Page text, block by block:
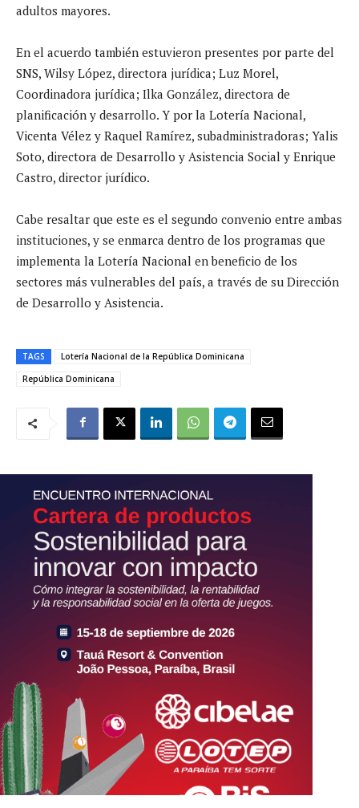
adultos mayores.
En el acuerdo también estuvieron presentes por parte del
SNS, Wilsy López, directora jurídica; Luz Morel,
Coordinadora jurídica; Ilka González, directora de
planificación y desarrollo. Y por la Lotería Nacional,
Vicenta Vélez y Raquel Ramírez, subadministradoras; Yalis
Soto, directora de Desarrollo y Asistencia Social y Enrique
Castro, director jurídico.
Cabe resaltar que este es el segundo convenio entre ambas
instituciones, y se enmarca dentro de los programas que
implementa la Lotería Nacional en beneficio de los
sectores más vulnerables del país, a través de su Dirección
de Desarrollo y Asistencia.
TAGS
Lotería Nacional de la República Dominicana
República Dominicana